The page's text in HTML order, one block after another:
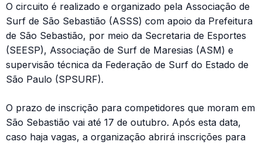
O circuito é realizado e organizado pela Associação de
Surf de São Sebastião (ASSS) com apoio da Prefeitura
de São Sebastião, por meio da Secretaria de Esportes
(SEESP), Associação de Surf de Maresias (ASM) e
supervisão técnica da Federação de Surf do Estado de
São Paulo (SPSURF).
O prazo de inscrição para competidores que moram em
São Sebastião vai até 17 de outubro. Após esta data,
caso haja vagas, a organização abrirá inscrições para